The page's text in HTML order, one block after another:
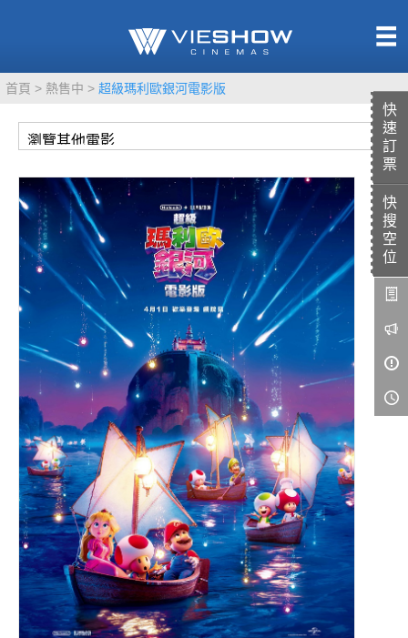
快
速
訂
票
快
搜
空
位
首頁 熱售中 超級瑪利歐銀河電影版
TITAN SCREEN
MUCROWN
IMAX
4DX
VR 演唱會
GOLD CLASS
AD口述影像
LIVE演唱會
影城餐飲
UNICORN
影城公告
影城活動
中獎名單
合作夥伴